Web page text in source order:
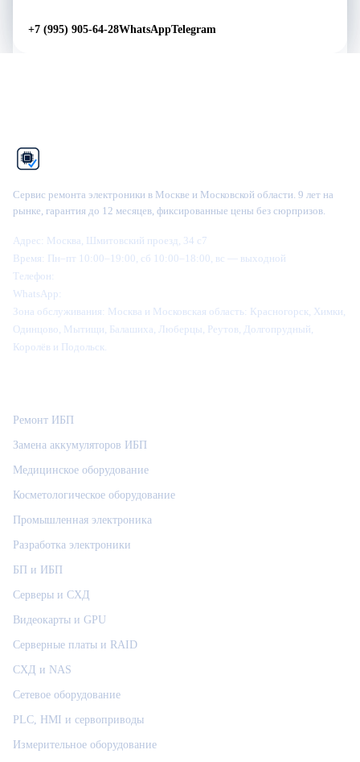
+7 (995) 905-64-28WhatsAppTelegram
Сервис ремонта электроники в Москве и Московской области. 9 лет на
рынке, гарантия до 12 месяцев, фиксированные цены без сюрпризов.
Адрес: Москва, Шмитовский проезд, 34 с7
Время: Пн–пт 10:00–19:00, сб 10:00–18:00, вс — выходной
Телефон:
WhatsApp:
Зона обслуживания: Москва и Московская область: Красногорск, Химки,
Одинцово, Мытищи, Балашиха, Люберцы, Реутов, Долгопрудный,
Королёв и Подольск.
Ремонт ИБП
Замена аккумуляторов ИБП
Медицинское оборудование
Косметологическое оборудование
Промышленная электроника
Разработка электроники
БП и ИБП
Серверы и СХД
Видеокарты и GPU
Серверные платы и RAID
СХД и NAS
Сетевое оборудование
PLC, HMI и сервоприводы
Измерительное оборудование